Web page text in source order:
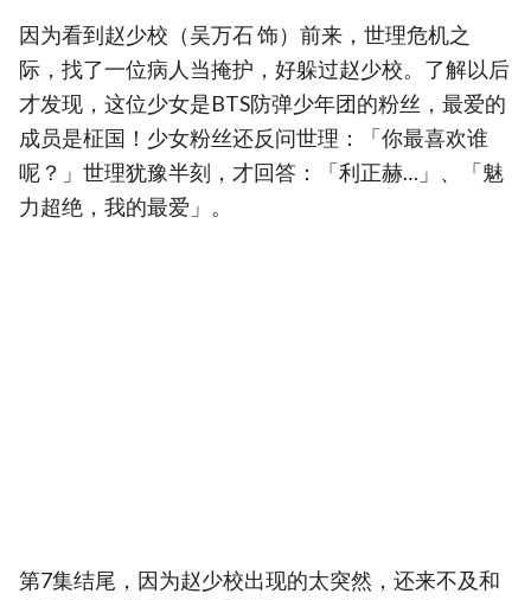
因为看到赵少校（吴万石 饰）前来，世理危机之
际，找了一位病人当掩护，好躲过赵少校。了解以后
才发现，这位少女是BTS防弹少年团的粉丝，最爱的
成员是柾国！少女粉丝还反问世理：「你最喜欢谁
呢？」世理犹豫半刻，才回答：「利正赫…」、「魅
力超绝，我的最爱」。
第7集结尾，因为赵少校出现的太突然，还来不及和